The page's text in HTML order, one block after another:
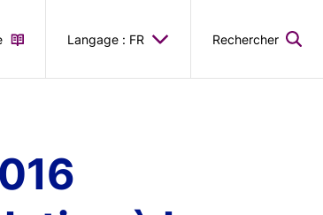
Langage : FR Rechercher